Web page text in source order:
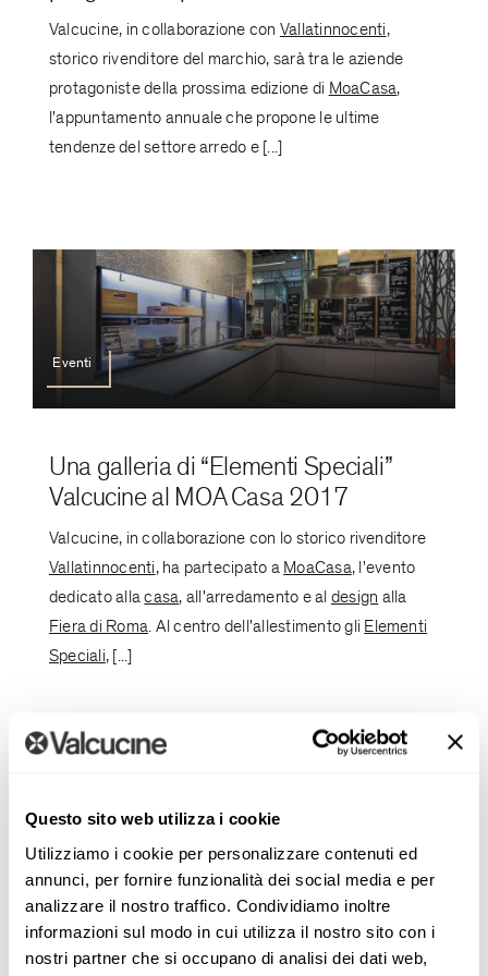
Questo sito web utilizza i cookie
Utilizziamo i cookie per personalizzare contenuti ed
annunci, per fornire funzionalità dei social media e per
analizzare il nostro traffico. Condividiamo inoltre
informazioni sul modo in cui utilizza il nostro sito con i
nostri partner che si occupano di analisi dei dati web,
Valcucine, in collaborazione con Vallatinnocenti,
storico rivenditore del marchio, sarà tra le aziende
protagoniste della prossima edizione di MoaCasa,
l'appuntamento annuale che propone le ultime
tendenze del settore arredo e [...]
Eventi
Una galleria di “Elementi Speciali”
Valcucine al MOA Casa 2017
Valcucine, in collaborazione con lo storico rivenditore
Vallatinnocenti, ha partecipato a MoaCasa, l'evento
dedicato allacasa, all'arredamento e al design alla
Fiera di Roma. Al centro dell'allestimento gli Elementi
Speciali, [...]
Eventi